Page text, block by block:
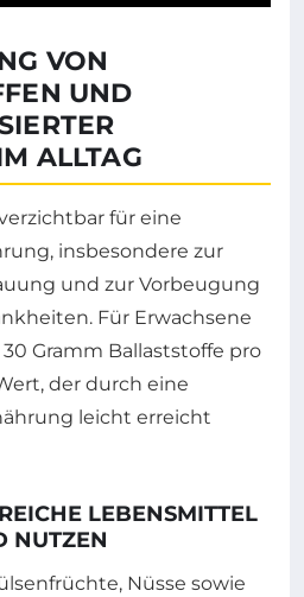
VON
UND
ALLTAG
für eine
insbesondere zur
und zur Vorbeugung
Für Erwachsene
Gramm Ballaststoffe pro
der durch eine
leicht erreicht
LEBENSMITTEL
NUTZEN
Nüsse sowie